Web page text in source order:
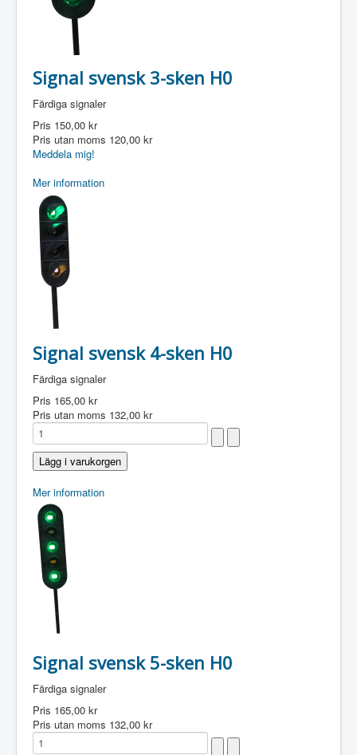
Signal svensk 3-sken H0
Färdiga signaler
Pris 150,00 kr
Pris utan moms 120,00 kr
Meddela mig!
Mer information
Signal svensk 4-sken H0
Färdiga signaler
Pris 165,00 kr
Pris utan moms 132,00 kr
Mer information
Signal svensk 5-sken H0
Färdiga signaler
Pris 165,00 kr
Pris utan moms 132,00 kr